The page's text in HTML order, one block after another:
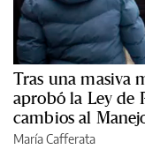
Tras una masiva
aprobó la Ley de
cambios al
María Cafferata